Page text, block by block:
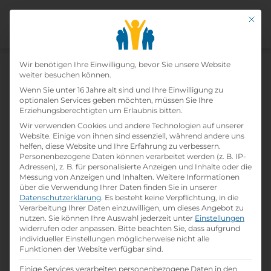
Beschriftungsdesigner und
Werbetechniker
Home»Lehrberufe»Beschriftungsdesigner
und Werbetechniker
Lehrlingseinkomm
en
Mit
Datenschutz-
Wir benötigen Ihre Einwilligung, bevor Sie unsere Website
weiter besuchen können.
Wenn Sie unter 16 Jahre alt sind und Ihre Einwilligung zu
optionalen Services geben möchten, müssen Sie Ihre
Erziehungsberechtigten um Erlaubnis bitten.
Wir verwenden Cookies und andere Technologien auf unserer
Website. Einige von ihnen sind essenziell, während andere uns
helfen, diese Website und Ihre Erfahrung zu verbessern.
Personenbezogene Daten können verarbeitet werden (z. B. IP-
Adressen), z. B. für personalisierte Anzeigen und Inhalte oder die
Messung von Anzeigen und Inhalten. Weitere Informationen
über die Verwendung Ihrer Daten finden Sie in unserer
Datenschutzerklärung. Es besteht keine Verpflichtung, in die
Verarbeitung Ihrer Daten einzuwilligen, um dieses Angebot zu
nutzen. Sie können Ihre Auswahl jederzeit unter Einstellungen
widerrufen oder anpassen. Bitte beachten Sie, dass aufgrund
individueller Einstellungen möglicherweise nicht alle
Funktionen der Website verfügbar sind.
Einige Services verarbeiten personenbezogene Daten in den